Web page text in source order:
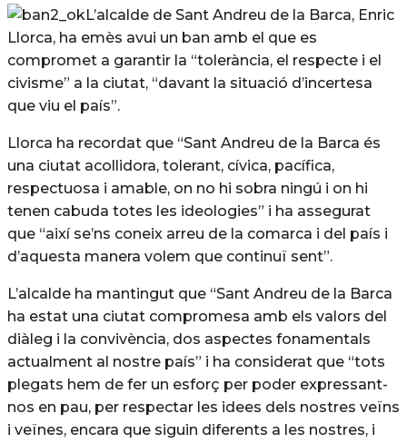
L’alcalde de Sant Andreu de la Barca, Enric
Llorca, ha emès avui un ban amb el que es
compromet a garantir la “tolerància, el respecte i el
civisme” a la ciutat, “davant la situació d’incertesa
que viu el país”.
Llorca ha recordat que “Sant Andreu de la Barca és
una ciutat acollidora, tolerant, cívica, pacífica,
respectuosa i amable, on no hi sobra ningú i on hi
tenen cabuda totes les ideologies” i ha assegurat
que “així se’ns coneix arreu de la comarca i del país i
d’aquesta manera volem que continuï sent”.
L’alcalde ha mantingut que “Sant Andreu de la Barca
ha estat una ciutat compromesa amb els valors del
diàleg i la convivència, dos aspectes fonamentals
actualment al nostre país” i ha considerat que “tots
plegats hem de fer un esforç per poder expressant-
nos en pau, per respectar les idees dels nostres veïns
i veïnes, encara que siguin diferents a les nostres, i